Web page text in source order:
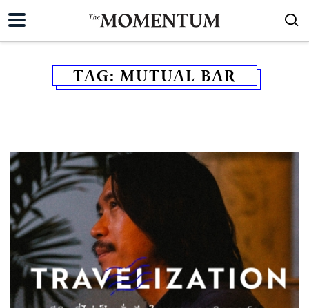
TAG: MUTUAL BAR